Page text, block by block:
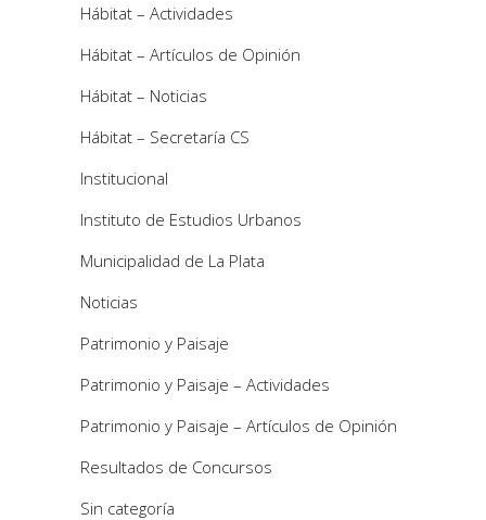
Hábitat – Actividades
Hábitat – Artículos de Opinión
Hábitat – Noticias
Hábitat – Secretaría CS
Institucional
Instituto de Estudios Urbanos
Municipalidad de La Plata
Noticias
Patrimonio y Paisaje
Patrimonio y Paisaje – Actividades
Patrimonio y Paisaje – Artículos de Opinión
Resultados de Concursos
Sin categoría